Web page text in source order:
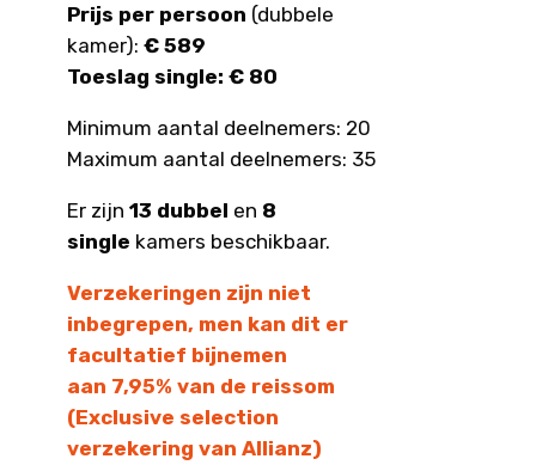
Prijs per persoon (dubbele
kamer): € 589
Toeslag single: € 80
Minimum aantal deelnemers: 20
Maximum aantal deelnemers: 35
Er zijn 13 dubbel en 8
single kamers beschikbaar.
Verzekeringen zijn niet
inbegrepen, men kan dit er
facultatief bijnemen
aan 7,95% van de reissom
(Exclusive selection
verzekering van Allianz)